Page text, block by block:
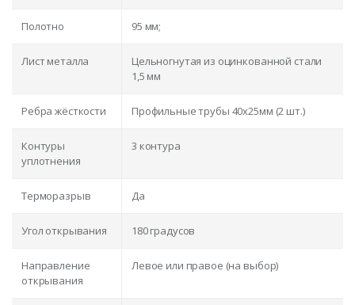
Полотно 95 мм;
Лист металла
Цельногнутая из оцинкованной стали
1,5 мм
Ребра жёсткости Профильные трубы 40х25мм (2 шт.)
Контуры
уплотнения
3 контура
Терморазрыв Да
Угол открывания 180 градусов
Направление
открывания
Левое или правое (на выбор)